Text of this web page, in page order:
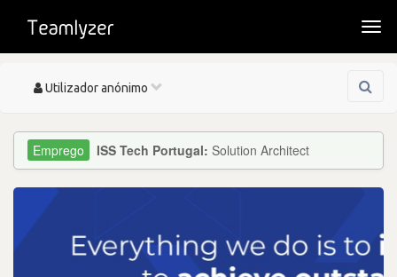
Toggle
Utilizador anónimo
ISS Tech Portugal: Solution Architect